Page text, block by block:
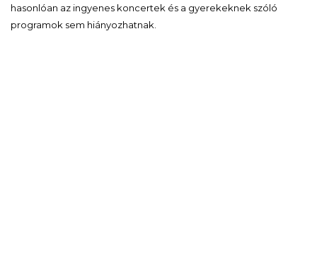
hasonlóan az ingyenes koncertek és a gyerekeknek szóló
programok sem hiányozhatnak.